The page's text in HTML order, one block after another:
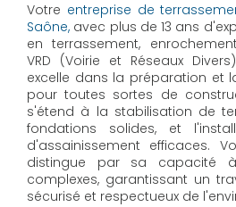
Votre entreprise de
Saône, avec plus de 13 ans
en terrassement,
VRD (Voirie et Réseaux
excelle dans la préparation et
pour toutes sortes de
s'étend à la stabilisation de
fondations solides, et
d'assainissement efficaces.
distingue par sa capacité
complexes, garantissant un
sécurisé et respectueux de